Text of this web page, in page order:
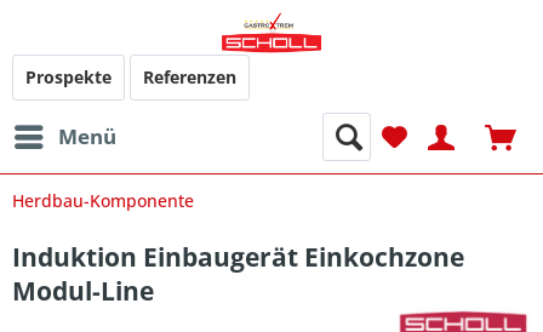
Prospekte Referenzen
Menü
Herdbau-Komponente
Induktion Einbaugerät Einkochzone
Modul-Line